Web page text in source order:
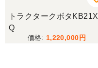
トラクタークボタKB21X
Q
1,220,000